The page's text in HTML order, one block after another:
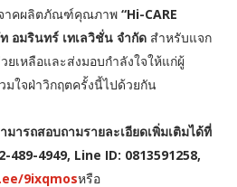
จาคผลิตภัณฑ์คุณภาพ “Hi-CARE
อมรินทร์ เทเลวิชั่น จํากัดสำหรับแจก
เหลือและส่งมอบกำลังใจให้แก่ผู้
มใจฝ่าวิกฤตครั้งนี้ไปด้วยกัน
รถสอบถามรายละเอียดเพิ่มเติมได้ที่
489-4949, Line ID: 0813591258,
9ixqmosหรือ